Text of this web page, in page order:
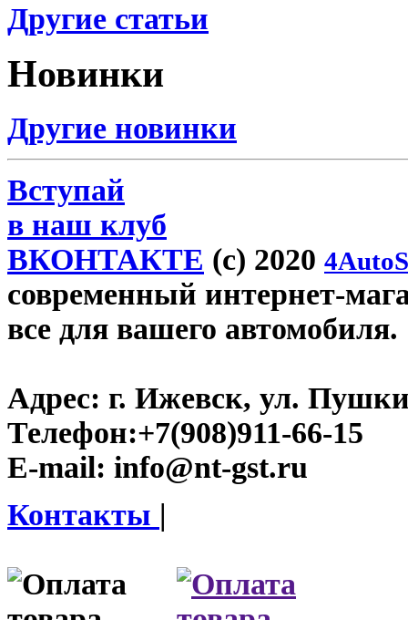
Другие статьи
Новинки
Другие новинки
Вступай
в наш клуб
ВКОНТАКТЕ (c) 2020
современный интернет-
все для вашего автомобиля.
Адрес: г. Ижевск, ул.
Телефон:+7(908)911-66-15
E-mail: info@nt-gst.ru
Контакты |